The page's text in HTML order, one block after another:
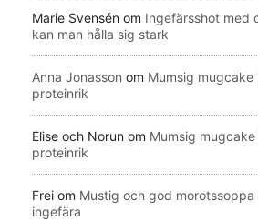
Marie Svensén om Ingefärsshot med
kan man hålla sig stark
Anna Jonasson om Mumsig
proteinrik
Elise och Norun om Mumsig
proteinrik
Frei om Mustig och god
ingefära